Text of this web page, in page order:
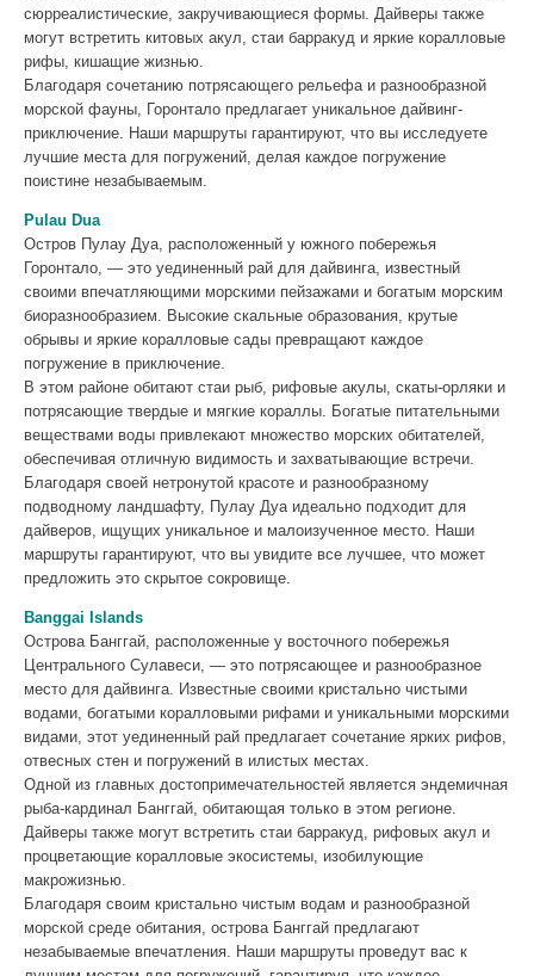
сюрреалистические, закручивающиеся формы. Дайверы также
могут встретить китовых акул, стаи барракуд и яркие коралловые
рифы, кишащие жизнью.
Благодаря сочетанию потрясающего рельефа и разнообразной
морской фауны, Горонтало предлагает уникальное дайвинг-
приключение. Наши маршруты гарантируют, что вы исследуете
лучшие места для погружений, делая каждое погружение
поистине незабываемым.
Pulau Dua
Остров Пулау Дуа, расположенный у южного побережья
Горонтало, — это уединенный рай для дайвинга, известный
своими впечатляющими морскими пейзажами и богатым морским
биоразнообразием. Высокие скальные образования, крутые
обрывы и яркие коралловые сады превращают каждое
погружение в приключение.
В этом районе обитают стаи рыб, рифовые акулы, скаты-орляки и
потрясающие твердые и мягкие кораллы. Богатые питательными
веществами воды привлекают множество морских обитателей,
обеспечивая отличную видимость и захватывающие встречи.
Благодаря своей нетронутой красоте и разнообразному
подводному ландшафту, Пулау Дуа идеально подходит для
дайверов, ищущих уникальное и малоизученное место. Наши
маршруты гарантируют, что вы увидите все лучшее, что может
предложить это скрытое сокровище.
Banggai Islands
Острова Банггай, расположенные у восточного побережья
Центрального Сулавеси, — это потрясающее и разнообразное
место для дайвинга. Известные своими кристально чистыми
водами, богатыми коралловыми рифами и уникальными морскими
видами, этот уединенный рай предлагает сочетание ярких рифов,
отвесных стен и погружений в илистых местах.
Одной из главных достопримечательностей является эндемичная
рыба-кардинал Банггай, обитающая только в этом регионе.
Дайверы также могут встретить стаи барракуд, рифовых акул и
процветающие коралловые экосистемы, изобилующие
макрожизнью.
Благодаря своим кристально чистым водам и разнообразной
морской среде обитания, острова Банггай предлагают
незабываемые впечатления. Наши маршруты проведут вас к